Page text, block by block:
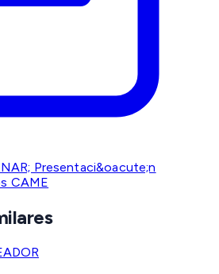
Presentaci&oacute;n
CAME